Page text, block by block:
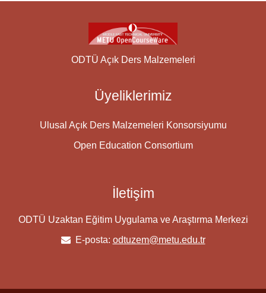
ODTÜ Açık Ders Malzemeleri
Üyeliklerimiz
Ulusal Açık Ders Malzemeleri Konsorsiyumu
Open Education Consortium
İletişim
ODTÜ Uzaktan Eğitim Uygulama ve Araştırma Merkezi
E-posta: odtuzem@metu.edu.tr